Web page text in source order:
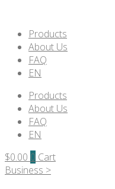
Products
About Us
FAQ
EN
Products
About Us
FAQ
EN
$0.00 0 Cart
Business >